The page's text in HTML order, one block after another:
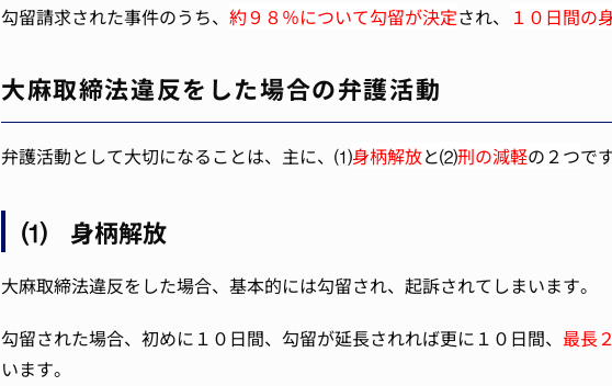
勾留請求された事件のうち、 約９８％について勾留が決定され、 １０日間の
大麻取締法違反をした場合の弁護活動
弁護活動として大切になることは、主に、⑴身柄解放と⑵刑の減軽の２つで
⑴ 身柄解放
大麻取締法違反をした場合、基本的には勾留され、起訴されてしまいます。
勾留された場合、初めに１０日間、勾留が延長されれば更に１０日間、 最長
います。